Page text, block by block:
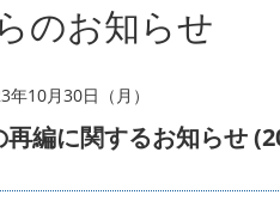
のお知らせ
年10月30日（月）
編に関するお知らせ